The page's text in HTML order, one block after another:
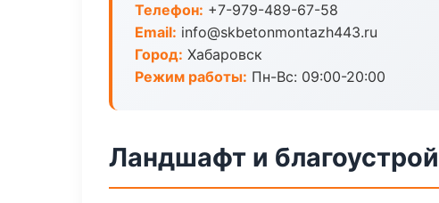
Телефон: +7-979-489-67-58
Email: info@skbetonmontazh443.ru
Город: Хабаровск
Режим работы: Пн-Вс: 09:00-20:00
Ландшафт и